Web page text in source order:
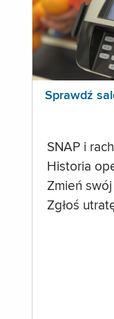
Sprawdź
SNAP i
Historia
Zmień
Zgłoś